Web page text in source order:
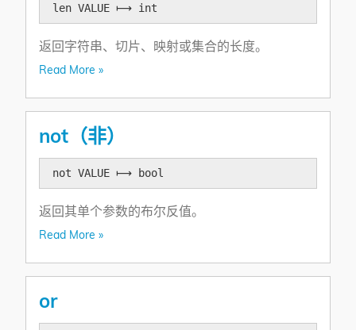
len VALUE ⟼ int
返回字符串、切片、映射或集合的长度。
Read More »
not（非）
not VALUE ⟼ bool
返回其单个参数的布尔反值。
Read More »
or